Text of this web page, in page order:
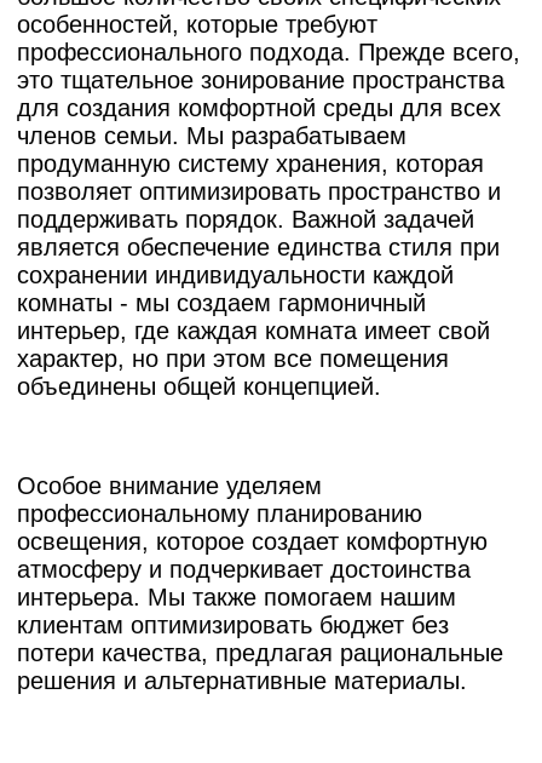
Для вашего удобства мы оформляем
каждый проект так, будто
вы присутствовали на объекте с первого
смету и фактические сроки.
Портфолио/
Наши работы
Смотреть все